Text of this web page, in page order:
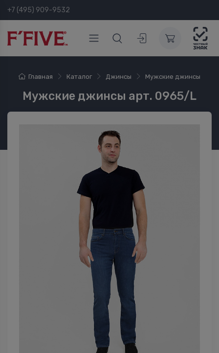
+7 (495) 909-9532
Главная Каталог Джинсы Мужские джинсы
Мужские джинсы арт. 0965/L